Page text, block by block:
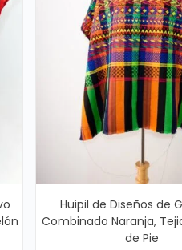
Huipil de Diseños de
Combinado Naranja,
de Pie